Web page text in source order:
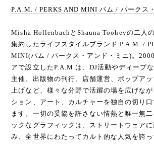
P.A.M. / PERKS AND MINI パム / パークス
Misha HollenbachとShauna Tooheyの二人
集約したライフスタイルブランド P.A.M. /
MINI(パム / パークス・アンド・ミニ)。
アで設立したP.A.M.は、DJ活動やディープ
主催、出版物の刊行、店舗運営、ポップア
上げなど、様々な分野で活躍の場を広げな
ション、アート、カルチャーを独自の切り
ます。一切の妥協を許さない情熱と唯一無
ックなグラフィックは、ストリートウェア
み、全世界にわたってカルト的な人気を誇っ